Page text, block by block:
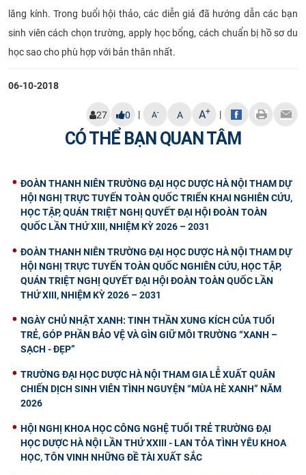
lăng kính. Trong buổi hội thảo, các diễn giả đã hướng dẫn các bạn
sinh viên cách chọn trường, apply học bổng, cách chuẩn bị hồ sơ du
học sao cho phù hợp với bản thân nhất.
06-10-2018
27 0 | A- A A+ |
CÓ THỂ BẠN QUAN TÂM
ĐOÀN THANH NIÊN TRƯỜNG ĐẠI HỌC DƯỢC HÀ NỘI THAM DỰ
HỘI NGHỊ TRỰC TUYẾN TOÀN QUỐC TRIỂN KHAI NGHIÊN CỨU,
HỌC TẬP, QUÁN TRIỆT NGHỊ QUYẾT ĐẠI HỘI ĐOÀN TOÀN
QUỐC LẦN THỨ XIII, NHIỆM KỲ 2026 – 2031
ĐOÀN THANH NIÊN TRƯỜNG ĐẠI HỌC DƯỢC HÀ NỘI THAM DỰ
HỘI NGHỊ TRỰC TUYẾN TOÀN QUỐC NGHIÊN CỨU, HỌC TẬP,
QUÁN TRIỆT NGHỊ QUYẾT ĐẠI HỘI ĐOÀN TOÀN QUỐC LẦN
THỨ XIII, NHIỆM KỲ 2026 – 2031
NGÀY CHỦ NHẬT XANH: TINH THẦN XUNG KÍCH CỦA TUỔI
TRẺ, GÓP PHẦN BẢO VỆ VÀ GÌN GIỮ MÔI TRƯỜNG “XANH –
SẠCH - ĐẸP”
TRƯỜNG ĐẠI HỌC DƯỢC HÀ NỘI THAM GIA LỄ XUẤT QUÂN
CHIẾN DỊCH SINH VIÊN TÌNH NGUYỆN “MÙA HÈ XANH” NĂM
2026
HỘI NGHỊ KHOA HỌC CÔNG NGHỆ TUỔI TRẺ TRƯỜNG ĐẠI
HỌC DƯỢC HÀ NỘI LẦN THỨ XXIII - LAN TỎA TÌNH YÊU KHOA
HỌC, TÔN VINH NHỮNG ĐỀ TÀI XUẤT SẮC